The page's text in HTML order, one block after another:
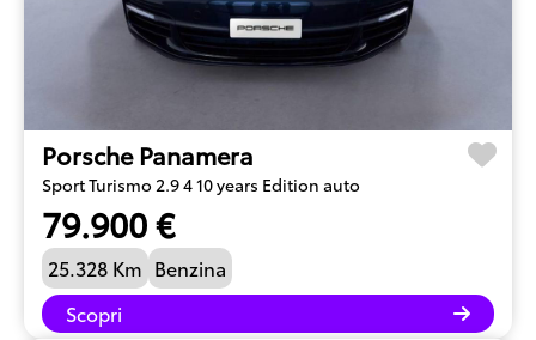
Porsche Panamera
Sport Turismo 2.9 4 10 years Edition auto
79.900 €
25.328 Km Benzina
Scopri